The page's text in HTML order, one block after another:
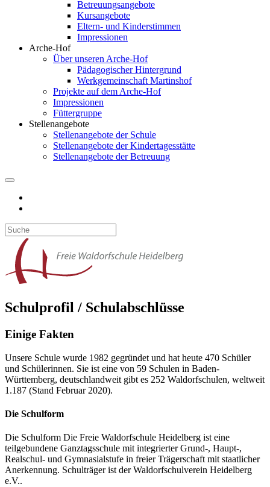
Betreuungsangebote
Kursangebote
Eltern- und Kinderstimmen
Impressionen
Arche-Hof
Über unseren Arche-Hof
Pädagogischer Hintergrund
Werkgemeinschaft Martinshof
Projekte auf dem Arche-Hof
Impressionen
Füttergruppe
Stellenangebote
Stellenangebote der Schule
Stellenangebote der Kindertagesstätte
Stellenangebote der Betreuung
Schulprofil / Schulabschlüsse
Einige Fakten
Unsere Schule wurde 1982 gegründet und hat heute 470 Schüler
und Schülerinnen. Sie ist eine von 59 Schulen in Baden-
Württemberg, deutschlandweit gibt es 252 Waldorfschulen, weltweit
1.187 (Stand Februar 2020).
Die Schulform
Die Schulform Die Freie Waldorfschule Heidelberg ist eine
teilgebundene Ganztagsschule mit integrierter Grund-, Haupt-,
Realschul- und Gymnasialstufe in freier ­Trägerschaft mit staatlicher
Anerkennung. Schulträger ist der Waldorfschulverein Heidelberg
e.V..